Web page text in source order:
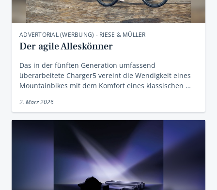
ADVERTORIAL (WERBUNG) - RIESE & MÜLLER
Der agile Alleskönner
Das in der fünften Generation umfassend
überarbeitete Charger5 vereint die Wendigkeit eines
Mountainbikes mit dem Komfort eines klassischen …
2. März 2026